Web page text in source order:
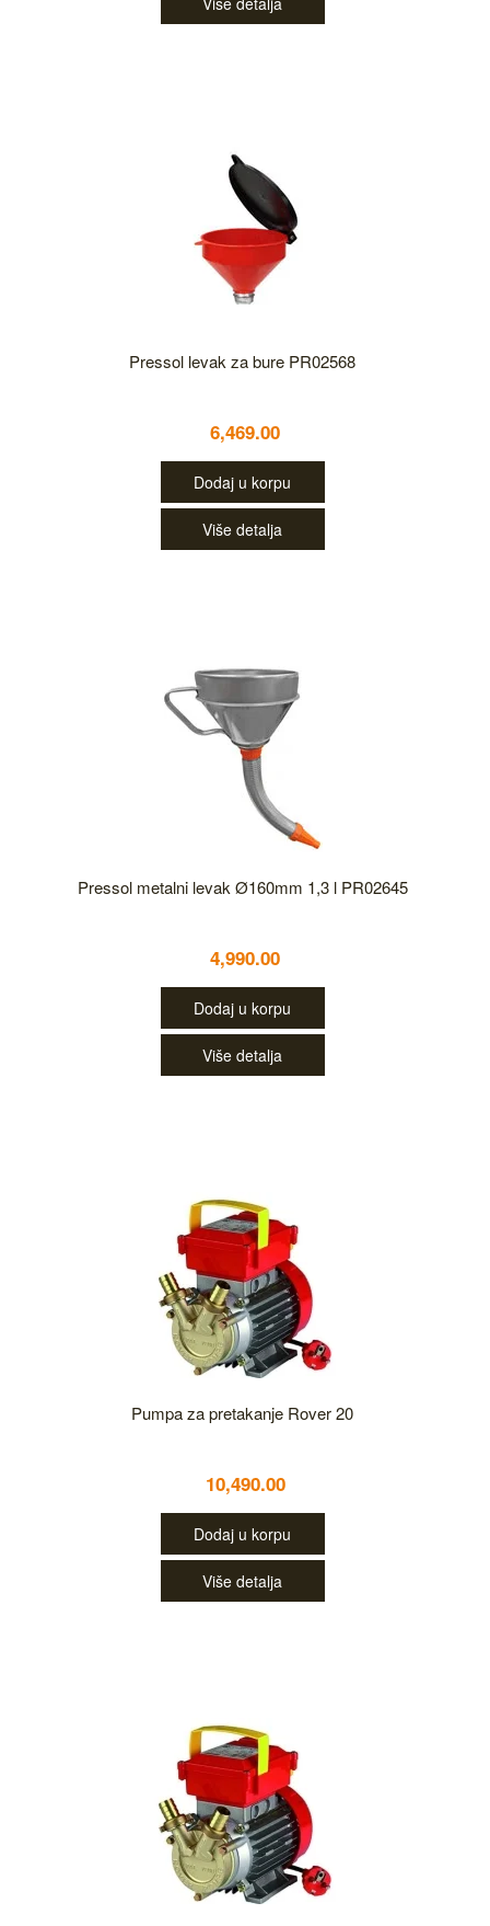
Pressol levak za bure PR02568
6,469.00
Dodaj u korpu
Više detalja
Pressol metalni levak Ø160mm 1,3 l PR02645
4,990.00
Dodaj u korpu
Više detalja
Pumpa za pretakanje Rover 20
10,490.00
Dodaj u korpu
Više detalja